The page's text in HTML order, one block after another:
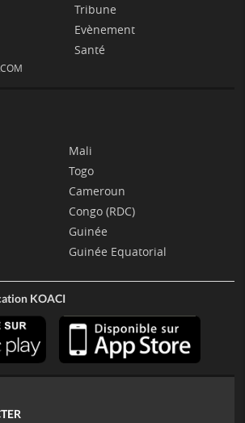
Tribune
Evènement
Santé
Mali
Togo
Cameroun
Congo (RDC)
Guinée
Guinée Equatorial
KOACI